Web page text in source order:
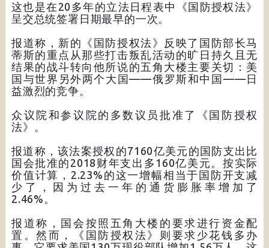
这也是在20多年的立法日程表中《国防授权法》
呈交总统签署日期最早的一次。
报道称，新的《国防授权法》反映了国防部长马
蒂斯的重点从那些打击叛乱活动的旷日持久且无
结果的战斗转向他所说的五角大楼主要关切：美
国与世界另外两个大国——俄罗斯和中国——日
益激烈的竞争。
众议院和参议院的多数议员批准了《国防授权
法》。
报道称，该法案授权的7160亿美元的国防支出比
国会批准的2018财年支出多160亿美元。按实际
价值计算，2.23%的这一增幅相当于国防开支减
少了，因为过去一年的通货膨胀率增加了
2.46%。
报道称，国会按照五角大楼的要求进行资金配
置。然而，《国防授权法》则要求少花钱多办